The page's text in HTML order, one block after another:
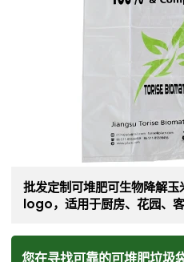
批发定制可堆肥可生物降解
logo，适用于厨房、花园、
您在寻找可靠的可堆肥垃圾